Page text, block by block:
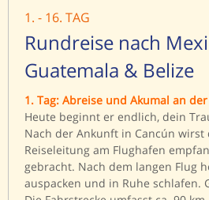
1. - 16. TAG
Rundreise nach
Guatemala & Belize
1. Tag: Abreise und Akumal an
Heute beginnt er endlich, dein
Nach der Ankunft in Cancún wirst
Reiseleitung am Flughafen
gebracht. Nach dem langen Flug
auspacken und in Ruhe schlafen.